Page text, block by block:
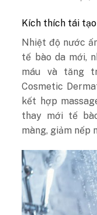
Kích thích tái
Nhiệt độ nước
tế bào da mới,
máu và tăng
Cosmetic
kết hợp
thay mới tế
màng, giảm nếp